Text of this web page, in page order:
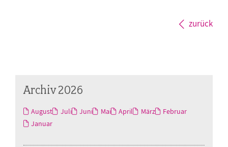
zurück
Archiv 2026
August Juli Juni Mai April März
Februar
Januar